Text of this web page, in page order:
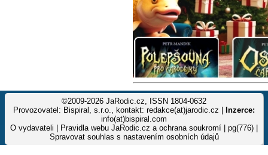
©2009-2026 JaRodic.cz, ISSN 1804-0632
Provozovatel: Bispiral, s.r.o., kontakt: redakce(at)jarodic.cz |
Inzerce:
info(at)bispiral.com
O vydavateli
Pravidla webu JaRodic.cz a ochrana soukromí | pg(776) |
Spravovat souhlas s nastavením osobních údajů